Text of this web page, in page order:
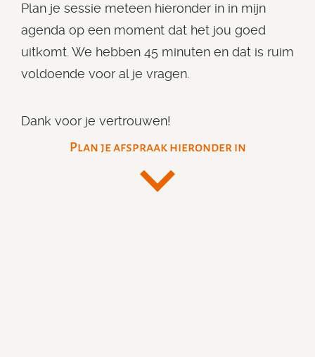
Plan je sessie meteen hieronder in in mijn
agenda op een moment dat het jou goed
uitkomt. We hebben 45 minuten en dat is ruim
voldoende voor al je vragen.
Dank voor je vertrouwen!
Plan je afspraak hieronder in